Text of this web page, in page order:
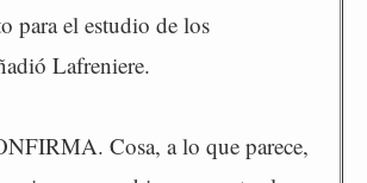
para el estudio de los
Lafreniere.
Cosa, a lo que parece,